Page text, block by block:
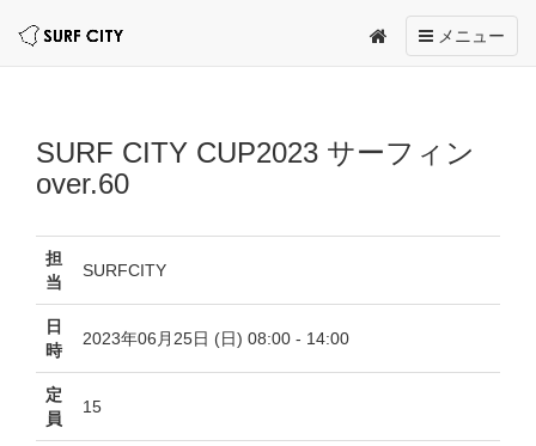
Toggle
navigation
メニュー
SURF CITY CUP2023 サーフィン
over.60
担
当
SURFCITY
日
時
2023年06月25日 (日) 08:00 - 14:00
定
員
15